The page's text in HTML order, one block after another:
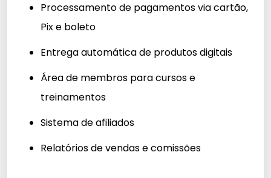
Processamento de pagamentos via cartão,
Pix e boleto
Entrega automática de produtos digitais
Área de membros para cursos e
treinamentos
Sistema de afiliados
Relatórios de vendas e comissões